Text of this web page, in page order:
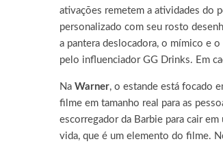
ativações remetem a atividades do
personalizado com seu rosto
a pantera deslocadora, o mímico e
pelo influenciador GG Drinks. Em
Na Warner, o estande está focado
filme em tamanho real para as
escorregador da Barbie para cair
vida, que é um elemento do filme.